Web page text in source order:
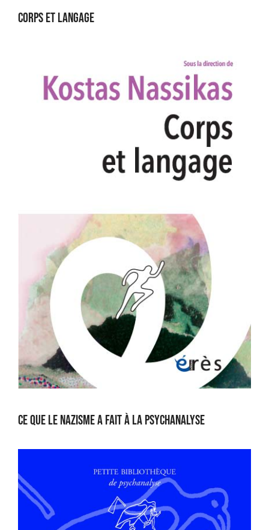
Corps et langage
Ce que le nazisme a fait à la psychanalyse